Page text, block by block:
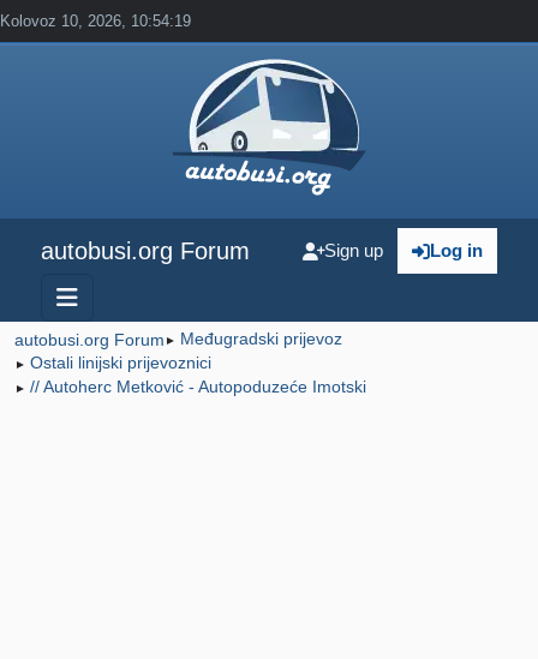
Kolovoz 10, 2026, 10:54:19
autobusi.org Forum Log in
Sign up
autobusi.org Forum ► Međugradski prijevoz
► Ostali linijski prijevoznici
► // Autoherc Metković - Autopoduzeće Imotski